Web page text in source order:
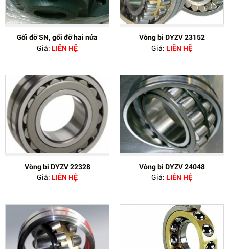
Gối đỡ SN, gối đỡ hai nửa
Giá: LIÊN HỆ
Vòng bi DYZV 23152
Giá: LIÊN HỆ
Vòng bi DYZV 22328
Giá: LIÊN HỆ
Vòng bi DYZV 24048
Giá: LIÊN HỆ